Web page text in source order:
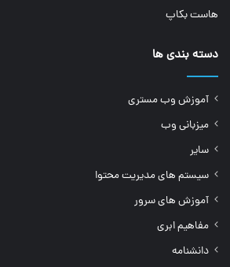
هاست بکاپ
دسته بندی ها
آموزش وب مستری
میزبانی وب
سایر
سیستم های مدیریت محتوا
آموزش های سرور
مفاهیم ابری
دانشنامه